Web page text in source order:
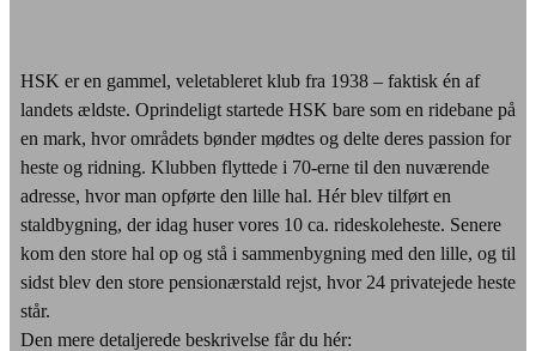
HSK er en gammel, veletableret klub fra 1938 – faktisk én af
landets ældste. Oprindeligt startede HSK bare som en ridebane på
en mark, hvor områdets bønder mødtes og delte deres passion for
heste og ridning. Klubben flyttede i 70-erne til den nuværende
adresse, hvor man opførte den lille hal. Hér blev tilført en
staldbygning, der idag huser vores 10 ca. rideskoleheste. Senere
kom den store hal op og stå i sammenbygning med den lille, og til
sidst blev den store pensionærstald rejst, hvor 24 privatejede heste
står.
Den mere detaljerede beskrivelse får du hér: